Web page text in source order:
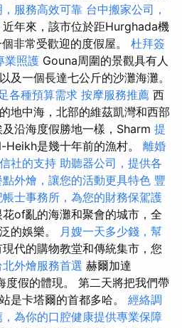
服務高效可靠 台中搬家公司，
近年來，該市位於距Hurghada機
非常受歡迎的度假屋。 杜拜簽
業照護 Gouna周圍的景觀具有人
及一個長達七公斤的沙灘海灘。
各種預算需求 按摩服務推薦 西
地中海，北部的維茲凱灣和西部
沿海度假勝地一樣，Sharm 提
Heikh是幾十年前的漁村。 離婚
社的支持 助聽器公司，提供各
點外燴，讓您的活動更具特色 豐
士事務所，為您的財務保駕護
of亂的海灘和聚會的城市，全
的娛樂。 月嫂一天多少錢，幫
現代的購物教堂和傳統集市，您
北外燴服務首選 赫爾加達
度假的體現。 第二天將把我們帶
是卡塔爾的首都多哈。 經絡調
為你的口腔健康提供專業保障